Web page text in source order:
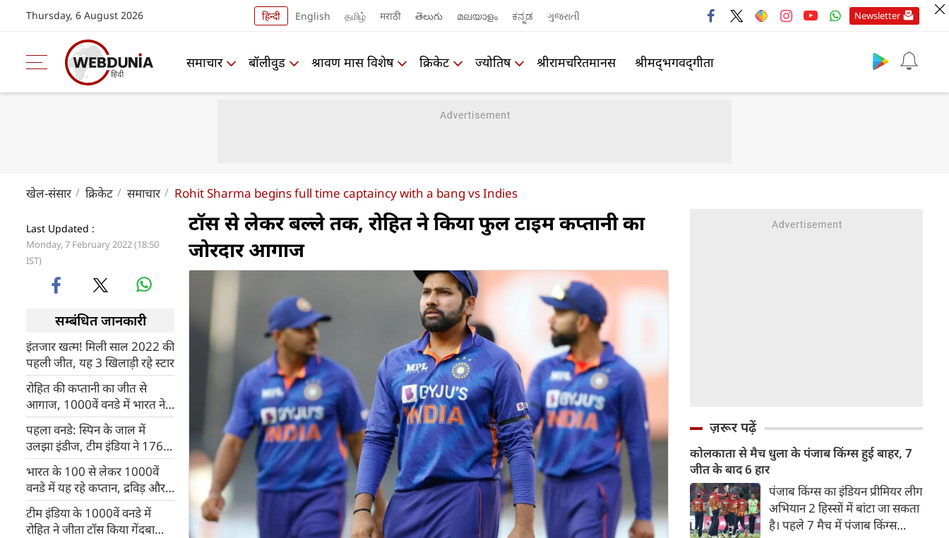
Thursday, 6 August 2026 हिन्दी English தமிழ் मराठी తెలుగు മലയാളം ಕನ್ನಡ ગુજરાતી Newsletter
समाचार बॉलीवुड श्रावण मास विशेष क्रिकेट ज्योतिष श्रीरामचरितमानस श्रीमद्‍भगवद्‍गीता
खेल-संसार क्रिकेट समाचार Rohit Sharma begins full time captaincy with a bang vs Indies
Last Updated :
Monday, 7 February 2022 (18:50
IST)
सम्बंधित जानकारी
इंतजार खत्म! मिली साल 2022 की
पहली जीत, यह 3 खिलाड़ी रहे स्टार
रोहित की कप्तानी का जीत से
आगाज, 1000वें वनडे में भारत ने
वेस्टइंडीज को 6 विकटों से हराया
पहला वनडे: स्पिन के जाल में
उलझा इंडीज, टीम इंडिया ने 176
रनों पर समेटा
भारत के 100 से लेकर 1000वें
वनडे में यह रहे कप्तान, द्रविड़ और
कोहली का नहीं है नाम
टीम इंडिया के 1000वें वनडे में
रोहित ने जीता टॉस किया गेंदबाजी
टॉस से लेकर बल्ले तक, रोहित ने किया फुल टाइम कप्तानी का
जोरदार आगाज
ज़रूर पढ़ें
कोलकाता से मैच धुला के पंजाब किंग्स हुई बाहर, 7
जीत के बाद 6 हार
पंजाब किंग्स का इंडियन प्रीमियर लीग
अभियान 2 हिस्सों में बांटा जा सकता
है। पहले 7 मैच में पंजाब किंग्स